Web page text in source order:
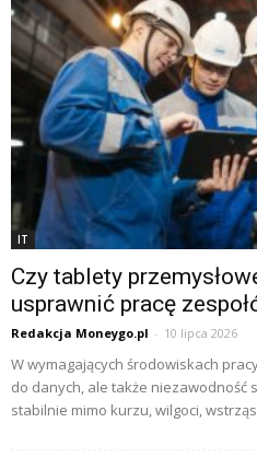
IT
Czy tablety
usprawnić pracę
Redakcja Moneygo.pl - 10 lipca 2026
W wymagających środowiskach
do danych, ale także niezawodność
stabilnie mimo kurzu, wilgoci,